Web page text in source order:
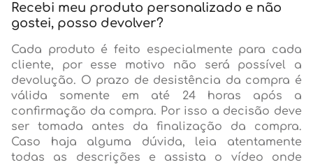
Recebi meu produto personalizado e não
gostei, posso devolver?
Cada produto é feito especialmente para cada
cliente, por esse motivo não será possível a
devolução. O prazo de desistência da compra é
válida somente em até 24 horas após a
confirmação da compra. Por isso a decisão deve
ser tomada antes da finalização da compra.
Caso haja alguma dúvida, leia atentamente
todas as descrições e assista o vídeo onde